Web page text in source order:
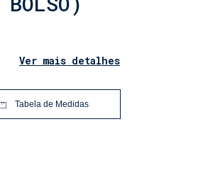
Ver mais detalhes
Tabela de Medidas